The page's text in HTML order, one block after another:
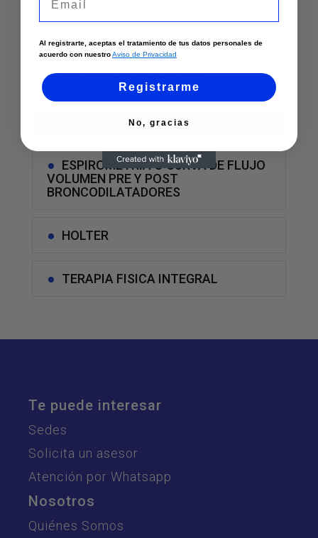
ESPIROMETRIA
ESPIROMETRIA O CURVA DE FLUJO
VOLUMEN PRE Y POST
BRONCODILATADORES
HOLTER
TERAPIA FISICA INTEGRAL
Te puede interesar
Sedes
Solicita un asesor
Atención por Whatsapp
Nosotros
Quiénes Somos
Al registrarte, aceptas el tratamiento de tus datos personales de
acuerdo con nuestroAviso de Privacidad
Registrarme
No, gracias